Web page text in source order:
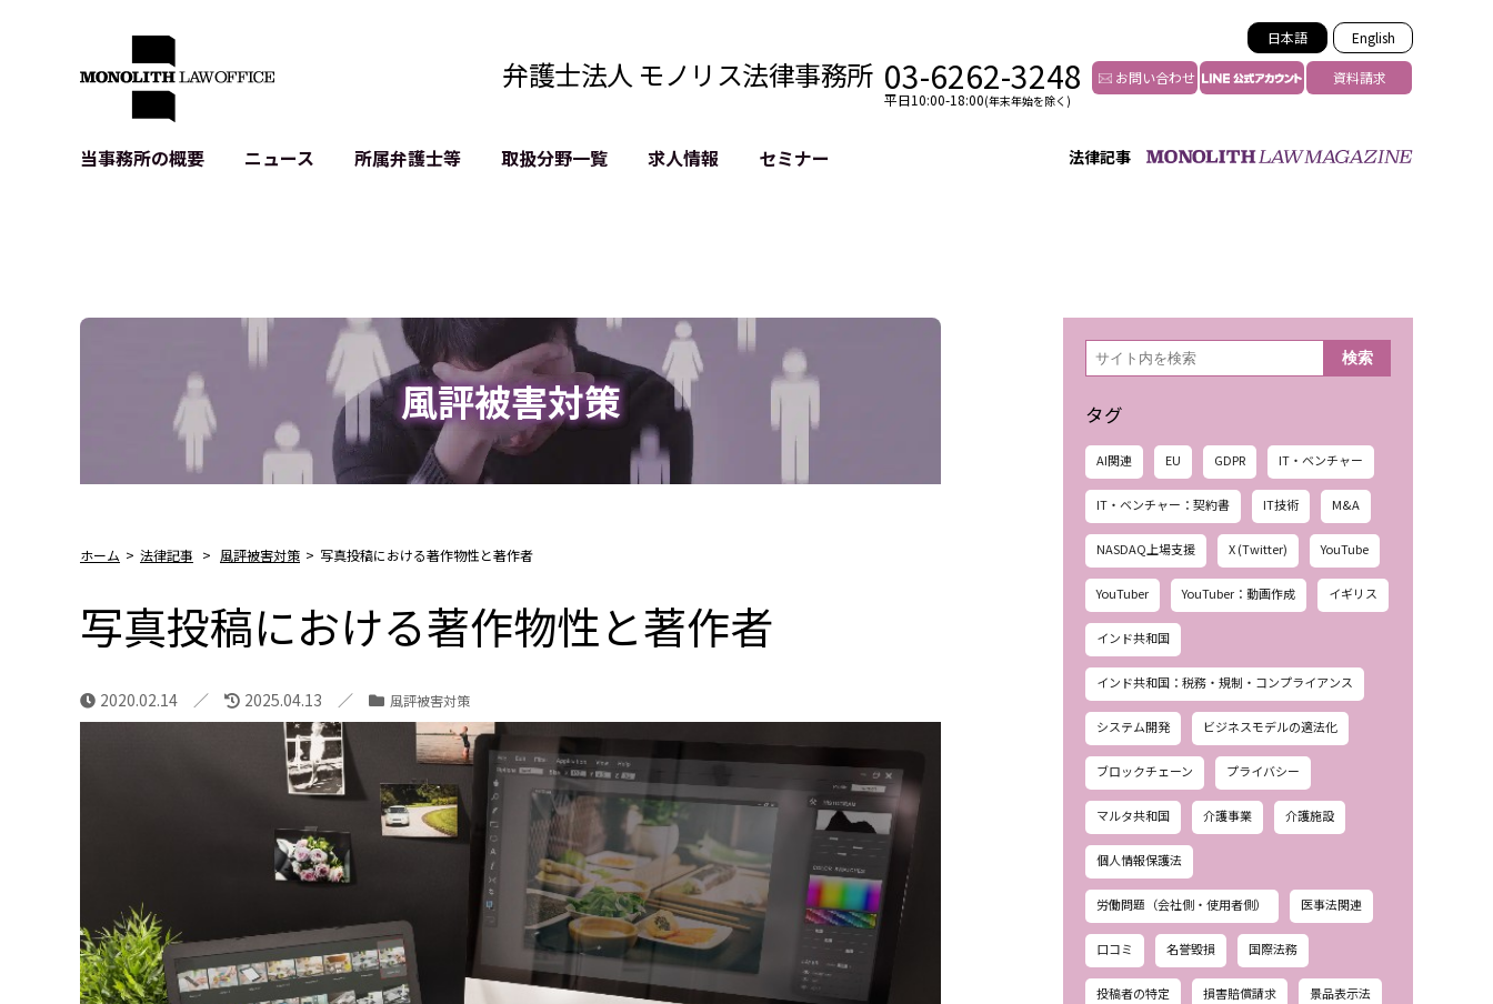
日本語 English
弁護士法人 モノリス法律事務所 03-6262-3248
平日10:00-18:00(年末年始を除く)
お問い合わせ 資料請求
法律記事
当事務所の概要 ニュース 所属弁護士等 取扱分野一覧
生成AI関連法務
記事・LPの薬機法等チェック
D2C等の不正転売対策
サイバー犯罪の刑事告訴等
GDPR対応支援
リスティング汚染の削除対策
YouTube等SNSのM&A
求人情報 セミナー
風評被害対策
ホーム > 法律記事 > 風評被害対策 > 写真投稿における著作物性と著作者
写真投稿における著作物性と著作者
2020.02.14 2025.04.13 風評被害対策
検
索 検索
タグ
AI関連 EU GDPR IT・ベンチャー
IT・ベンチャー：契約書 IT技術 M&A
NASDAQ上場支援 X (Twitter) YouTube
YouTuber YouTuber：動画作成 イギリス
インド共和国
インド共和国：税務・規制・コンプライアンス
システム開発 ビジネスモデルの適法化
ブロックチェーン プライバシー
マルタ共和国 介護事業 介護施設
個人情報保護法
労働問題（会社側・使用者側） 医事法関連
口コミ 名誉毀損 国際法務
投稿者の特定 損害賠償請求 景品表示法